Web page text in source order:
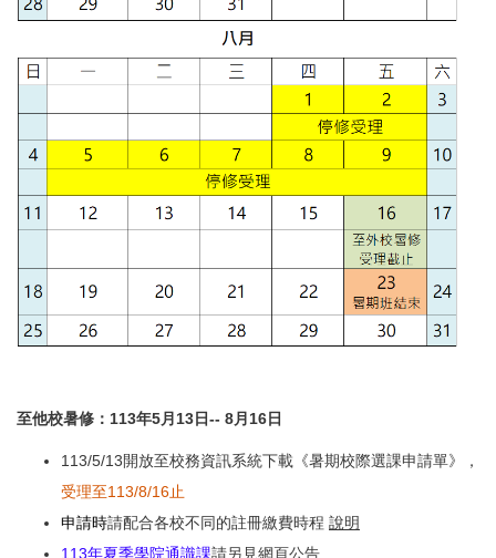
至他校暑修：113年5月13日-- 8月16日
113/5/13開放至校務資訊系統下載《暑期校際選課申請單》，
受理至113/8/16止
申請時請配合各校不同的註冊繳費時程 說明
113年夏季學院通識課請另見網頁公告